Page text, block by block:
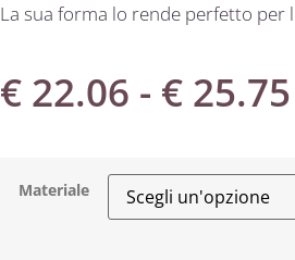
La sua forma lo rende perfetto per
€ 22.06 - € 25.75
Materiale